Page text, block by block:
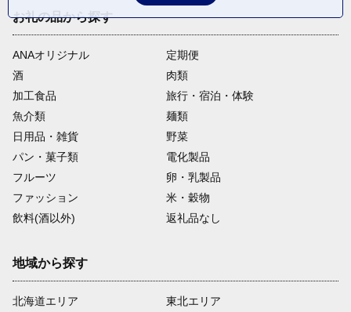
お礼の品から探す
ANAオリジナル
定期便
酒
肉類
加工食品
旅行・宿泊・体験
魚介類
麺類
日用品・雑貨
野菜
パン・菓子類
電化製品
フルーツ
卵・乳製品
ファッション
米・穀物
飲料(酒以外)
返礼品なし
地域から探す
北海道エリア
東北エリア